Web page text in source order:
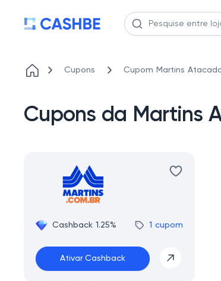
Cupons Cupom Martins
Cupons da Martins
Cashback 1.25% 1 cupom
Ativar Cashback